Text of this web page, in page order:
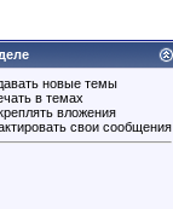
новые темы
в темах
вложения
свои сообщения